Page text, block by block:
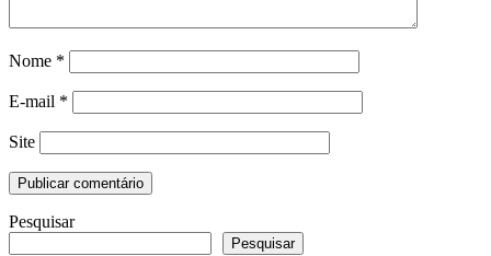
Nome *
E-mail *
Site
Pesquisar
Pesquisar